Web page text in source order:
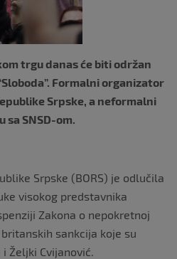
trgu danas će biti održan
Formalni organizator
Srpske, a neformalni
sa SNSD-om.
Srpske (BORS) je odlučila
visokog predstavnika
Zakona o nepokretnoj
sankcija koje su
Željki Cvijanović.